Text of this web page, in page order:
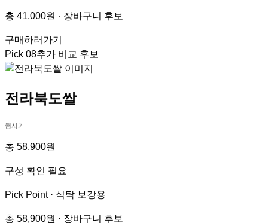
총 41,000원 · 장바구니 후보
구매하러가기
Pick 08추가 비교 후보
전라북도쌀
행사가
총 58,900원
구성 확인 필요
Pick Point · 식탁 보강용
총 58,900원 · 장바구니 후보